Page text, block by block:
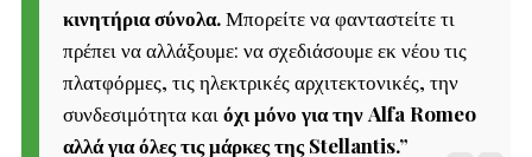
κινητήρια σύνολα.Μπορείτε να φανταστείτε τι
πρέπει να αλλάξουμε: να σχεδιάσουμε εκ νέου τις
πλατφόρμες, τις ηλεκτρικές αρχιτεκτονικές, την
συνδεσιμότητα και όχι μόνο για την Alfa Romeo
αλλά για όλες τις μάρκες της Stellantis.”